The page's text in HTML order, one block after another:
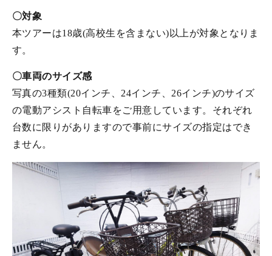
〇対象
本ツアーは18歳(高校生を含まない)以上が対象となりま
す。
〇車両のサイズ感
写真の3種類(20インチ、24インチ、26インチ)のサイズ
の電動アシスト自転車をご用意しています。それぞれ
台数に限りがありますので事前にサイズの指定はでき
ません。